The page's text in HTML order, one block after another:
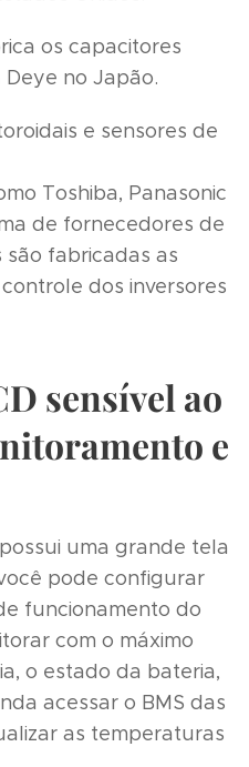
os capacitores
no Japão.
e sensores de
Toshiba, Panasonic
de fornecedores de
são fabricadas as
dos inversores
sensível ao
e
possui uma grande tela
pode configurar
funcionamento do
com o máximo
o estado da bateria,
acessar o BMS das
as temperaturas